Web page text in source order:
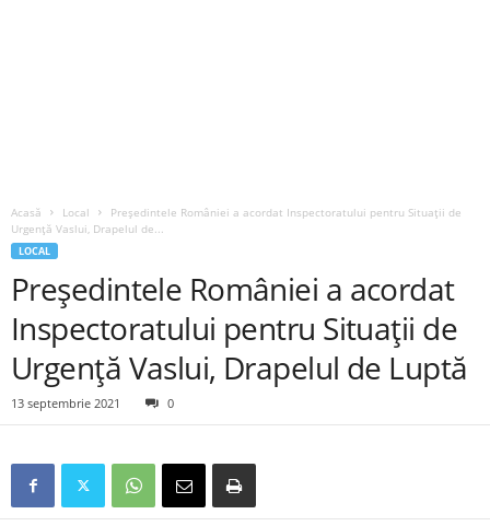
Acasă Local
Președintele României a acordat Inspectoratului pentru Situații de
Urgență Vaslui, Drapelul de...
LOCAL
Președintele României a acordat
Inspectoratului pentru Situații de
Urgență Vaslui, Drapelul de Luptă
13 septembrie 2021 0